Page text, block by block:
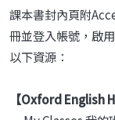
課本書封內頁附
冊並登入帳號，啟
以下資源：
【Oxford English